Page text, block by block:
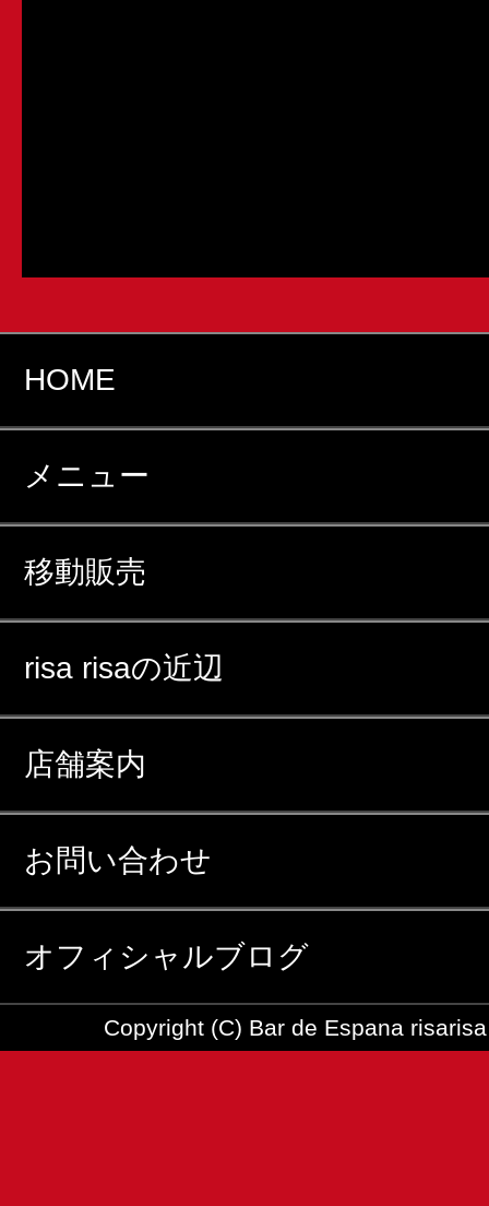
HOME
メニュー
移動販売
risa risaの近辺
店舗案内
お問い合わせ
オフィシャルブログ
Copyright (C) Bar de Espana